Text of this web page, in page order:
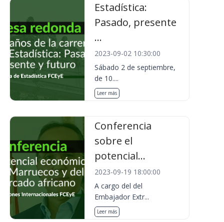
Estadística:
Pasado, presente
...
2023-09-02 10:30:00
Sábado 2 de septiembre,
de 10....
Leer más
Conferencia
sobre el
potencial...
2023-09-19 18:00:00
A cargo del del
Embajador Extr...
Leer más